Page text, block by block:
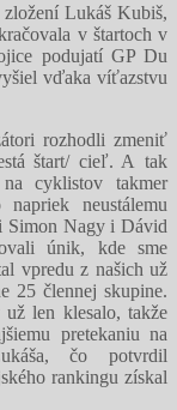
Lukáš Kubiš,
v štartoch v
podujatí GP Du
vďaka víťazstvu
rozhodli zmeniť
štart/ cieľ. A tak
cyklistov takmer
neustálemu
Simon Nagy i Dávid
únik, kde sme
vpredu z našich už
25 člennej skupine.
len klesalo, takže
pretekaniu na
čo potvrdil
rankingu získal